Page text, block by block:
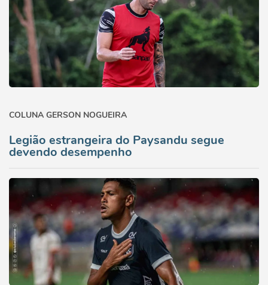
COLUNA GERSON NOGUEIRA
Legião estrangeira do Paysandu segue
devendo desempenho